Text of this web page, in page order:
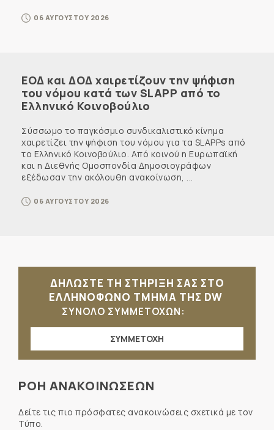
06 ΑΥΓΟΥΣΤΟΥ 2026
ΕΟΔ και ΔΟΔ χαιρετίζουν την ψήφιση
του νόμου κατά των SLAPP από το
Ελληνικό Κοινοβούλιο
Σύσσωμο το παγκόσμιο συνδικαλιστικό κίνημα
χαιρετίζει την ψήφιση του νόμου για τα SLAPPs από
το Ελληνικό Κοινοβούλιο. Από κοινού η Ευρωπαϊκή
και η Διεθνής Ομοσπονδία Δημοσιογράφων
εξέδωσαν την ακόλουθη ανακοίνωση, ...
06 ΑΥΓΟΥΣΤΟΥ 2026
ΔΗΛΩΣΤΕ ΤΗ ΣΤΗΡΙΞΗ ΣΑΣ ΣΤΟ
ΕΛΛΗΝΟΦΩΝΟ ΤΜΗΜΑ ΤΗΣ DW
ΣΥΝΟΛΟ ΣΥΜΜΕΤΟΧΩΝ:
ΣΥΜΜΕΤΟΧΗ
ΡΟΗ ΑΝΑΚΟΙΝΩΣΕΩΝ
Δείτε τις πιο πρόσφατες ανακοινώσεις σχετικά με τον
Τύπο.